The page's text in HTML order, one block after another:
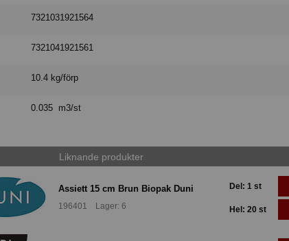
7321031921564
7321041921561
10.4 kg/förp
0.035 m3/st
Liknande produkter
Assiett 15 cm Brun Biopak Duni
196401 Lager: 6
Del: 1 st
Hel: 20 st